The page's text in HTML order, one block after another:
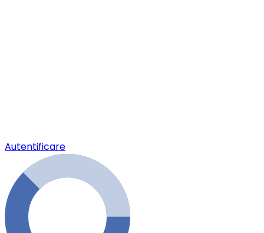
Autentificare